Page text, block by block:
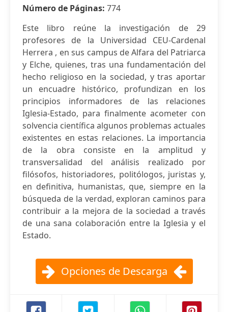
Número de Páginas: 774
Este libro reúne la investigación de 29
profesores de la Universidad CEU-Cardenal
Herrera , en sus campus de Alfara del Patriarca
y Elche, quienes, tras una fundamentación del
hecho religioso en la sociedad, y tras aportar
un encuadre histórico, profundizan en los
principios informadores de las relaciones
Iglesia-Estado, para finalmente acometer con
solvencia científica algunos problemas actuales
existentes en estas relaciones. La importancia
de la obra consiste en la amplitud y
transversalidad del análisis realizado por
filósofos, historiadores, politólogos, juristas y,
en definitiva, humanistas, que, siempre en la
búsqueda de la verdad, exploran caminos para
contribuir a la mejora de la sociedad a través
de una sana colaboración entre la Iglesia y el
Estado.
Opciones de Descarga